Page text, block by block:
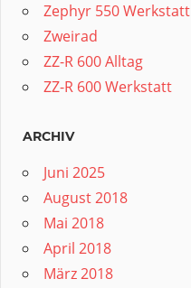
Zephyr 550 Werkstatt
Zweirad
ZZ-R 600 Alltag
ZZ-R 600 Werkstatt
ARCHIV
Juni 2025
August 2018
Mai 2018
April 2018
März 2018